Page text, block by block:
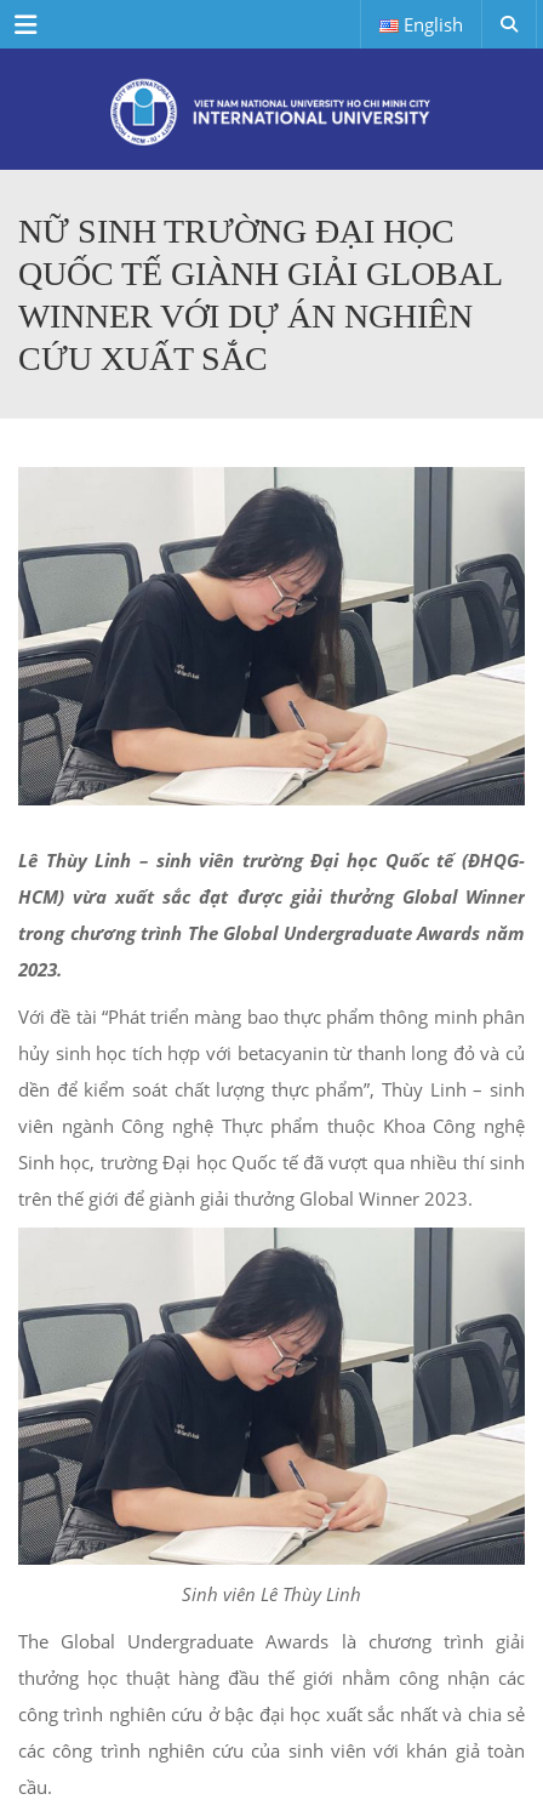
Menu English
NỮ SINH TRƯỜNG ĐẠI HỌC
QUỐC TẾ GIÀNH GIẢI GLOBAL
WINNER VỚI DỰ ÁN NGHIÊN
CỨU XUẤT SẮC
Lê Thùy Linh – sinh viên trường Đại học Quốc tế (ĐHQG-
HCM) vừa xuất sắc đạt được giải thưởng Global Winner
trong chương trình The Global Undergraduate Awards năm
2023.
Với đề tài “Phát triển màng bao thực phẩm thông minh phân
hủy sinh học tích hợp với betacyanin từ thanh long đỏ và củ
dền để kiểm soát chất lượng thực phẩm”, Thùy Linh – sinh
viên ngành Công nghệ Thực phẩm thuộc Khoa Công nghệ
Sinh học, trường Đại học Quốc tế đã vượt qua nhiều thí sinh
trên thế giới để giành giải thưởng Global Winner 2023.
Sinh viên Lê Thùy Linh
The Global Undergraduate Awards là chương trình giải
thưởng học thuật hàng đầu thế giới nhằm công nhận các
công trình nghiên cứu ở bậc đại học xuất sắc nhất và chia sẻ
các công trình nghiên cứu của sinh viên với khán giả toàn
cầu.